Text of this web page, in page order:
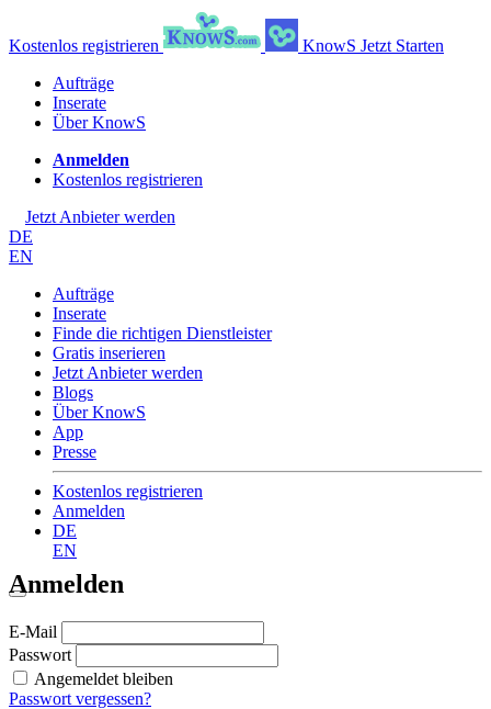
Kostenlos registrieren KnowS Jetzt Starten
Aufträge
Inserate
Über KnowS
Anmelden
Kostenlos registrieren
Jetzt Anbieter werden
DE
EN
Aufträge
Inserate
Finde die richtigen Dienstleister
Gratis inserieren
Jetzt Anbieter werden
Blogs
Über KnowS
App
Presse
Kostenlos registrieren
Anmelden
DE
EN
Anmelden
E-Mail
Passwort
Angemeldet bleiben
Passwort vergessen?